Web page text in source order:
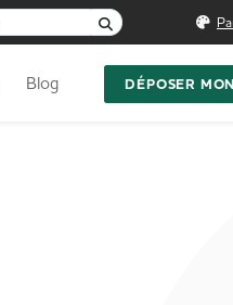
Rechercher
Blog DÉPOSER